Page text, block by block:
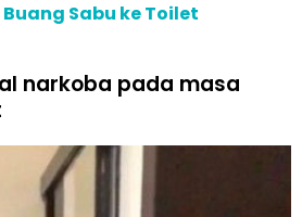
Sabu ke Toilet
narkoba pada masa